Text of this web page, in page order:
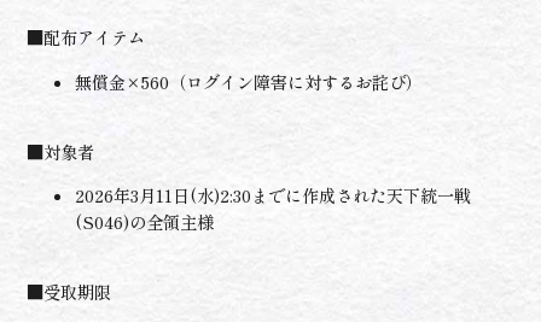
■配布アイテム
無償金×560（ログイン障害に対するお詫び）
■対象者
2026年3月11日(水)2:30までに作成された天下統一戦
(S046)の全領主様
■受取期限